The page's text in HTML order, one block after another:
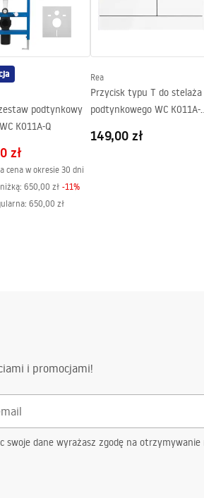
misy WC
podtynkowy
K011A-Q
zł
cena w okresie 30 dni
650,00 zł -11%
: 650,00 zł
Rea
Przycisk typu T do stelaża
podtynkowego WC K011A-
149,00 zł
i promocjami!
swoje dane wyrażasz zgodę na